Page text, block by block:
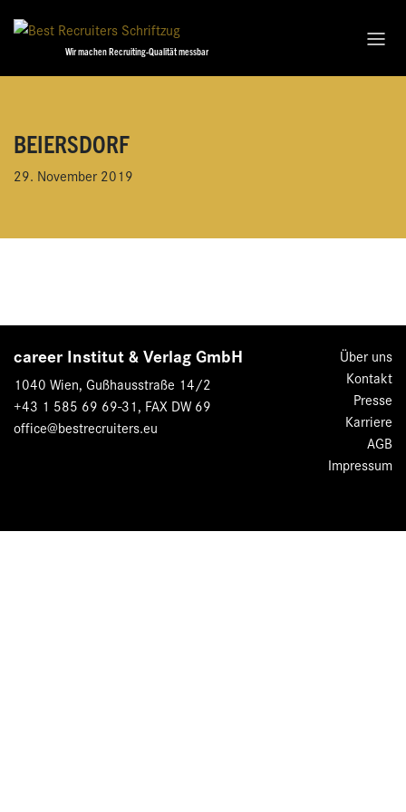
Wir machen Recruiting-Qualität messbar
BEIERSDORF
29. November 2019
career Institut & Verlag GmbH
1040 Wien, Gußhausstraße 14/2
+43 1 585 69 69-31, FAX DW 69
office@bestrecruiters.eu
Über uns
Kontakt
Presse
Karriere
AGB
Impressum